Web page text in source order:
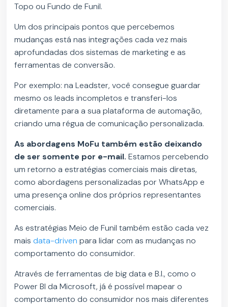
Topo ou Fundo de Funil.
Um dos principais pontos que percebemos
mudanças está nas integrações cada vez mais
aprofundadas dos sistemas de marketing e as
ferramentas de conversão.
Por exemplo: na Leadster, você consegue guardar
mesmo os leads incompletos e transferi-los
diretamente para a sua plataforma de automação,
criando uma régua de comunicação personalizada.
As abordagens MoFu também estão deixando
de ser somente por e-mail. Estamos percebendo
um retorno a estratégias comerciais mais diretas,
como abordagens personalizadas por WhatsApp e
uma presença online dos próprios representantes
comerciais.
As estratégias Meio de Funil também estão cada vez
maisdata-driven para lidar com as mudanças no
comportamento do consumidor.
Através de ferramentas de big data e B.I., como o
Power BI da Microsoft, já é possível mapear o
comportamento do consumidor nos mais diferentes